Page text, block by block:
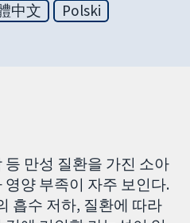
中文
Polski
만성 질환을 가진 소아
양 부족이 자주 보인다.
흡수 저하, 질환에 따라